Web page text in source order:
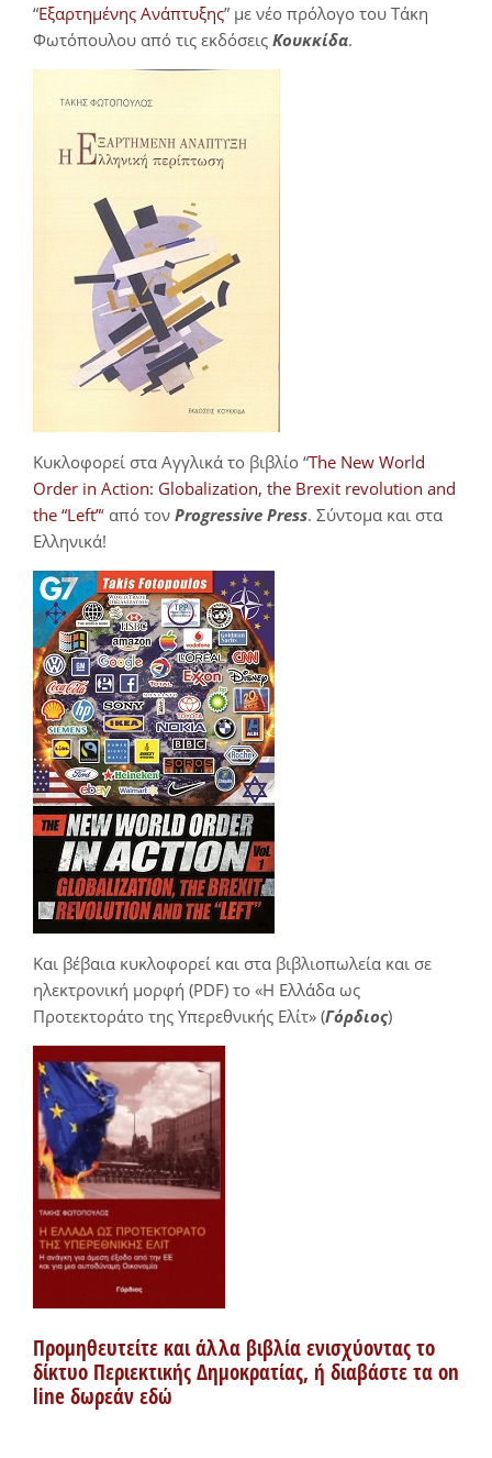
“Εξαρτημένης Ανάπτυξης” με νέο πρόλογο του Τάκη
Φωτόπουλου από τις εκδόσεις Κουκκίδα.
Κυκλοφορεί στα Αγγλικά το βιβλίο “The New World
Order in Action: Globalization, the Brexit revolution and
the “Left”‘ από τον Progressive Press. Σύντομα και στα
Ελληνικά!
Και βέβαια κυκλοφορεί και στα βιβλιοπωλεία και σε
ηλεκτρονική μορφή (PDF) το «Η Ελλάδα ως
Προτεκτοράτο της Υπερεθνικής Ελίτ» (Γόρδιος)
Προμηθευτείτε και άλλα βιβλία ενισχύοντας το
δίκτυο Περιεκτικής Δημοκρατίας, ή διαβάστε τα on
line δωρεάν εδώ